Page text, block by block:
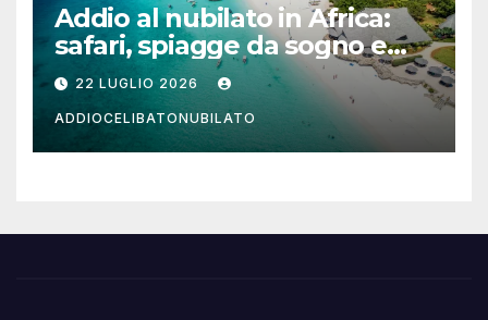
Addio al nubilato in Africa:
safari, spiagge da sogno e
città magiche
22 LUGLIO 2026
ADDIOCELIBATONUBILATO